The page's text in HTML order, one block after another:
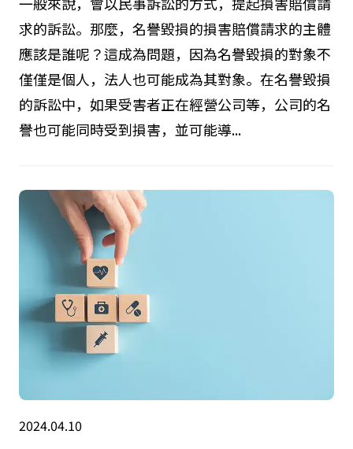
求的訴訟。那麼，名譽毀損的損害賠償請求的主體
應該是誰呢？這成為問題，因為名譽毀損的對象不
僅僅是個人，法人也可能成為其對象。在名譽毀損
的訴訟中，如果受害者正在經營公司等，公司的名
譽也可能同時受到損害，並可能導...
2024.04.10